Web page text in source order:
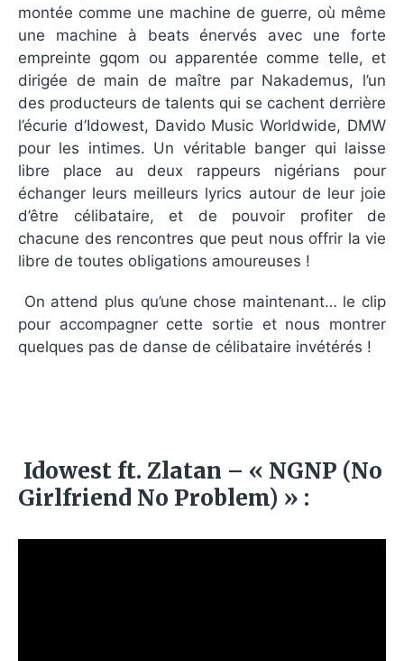
montée comme une machine de guerre, où même
une machine à beats énervés avec une forte
empreinte gqom ou apparentée comme telle, et
dirigée de main de maître par Nakademus, l’un
des producteurs de talents qui se cachent derrière
l’écurie d’Idowest, Davido Music Worldwide, DMW
pour les intimes. Un véritable banger qui laisse
libre place au deux rappeurs nigérians pour
échanger leurs meilleurs lyrics autour de leur joie
d’être célibataire, et de pouvoir profiter de
chacune des rencontres que peut nous offrir la vie
libre de toutes obligations amoureuses !
On attend plus qu’une chose maintenant… le clip
pour accompagner cette sortie et nous montrer
quelques pas de danse de célibataire invétérés !
Idowest ft. Zlatan – « NGNP (No
Girlfriend No Problem) » :